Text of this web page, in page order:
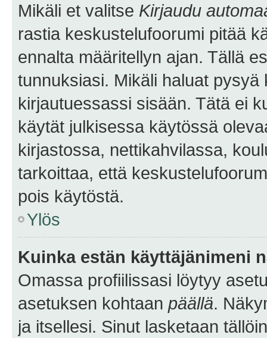
Mikäli et valitse Kirjaudu
rastia keskustelufoorumi pitää
ennalta määritellyn ajan. Tällä
tunnuksiasi. Mikäli haluat
kirjautuessassi sisään. Tätä ei
käytät julkisessa käytössä
kirjastossa, nettikahvilassa,
tarkoittaa, että
pois käytöstä.
Ylös
Kuinka estän käyttäjänimeni
Omassa profiilissasi löytyy
asetuksen kohtaan päällä.
ja itsellesi. Sinut lasketaan